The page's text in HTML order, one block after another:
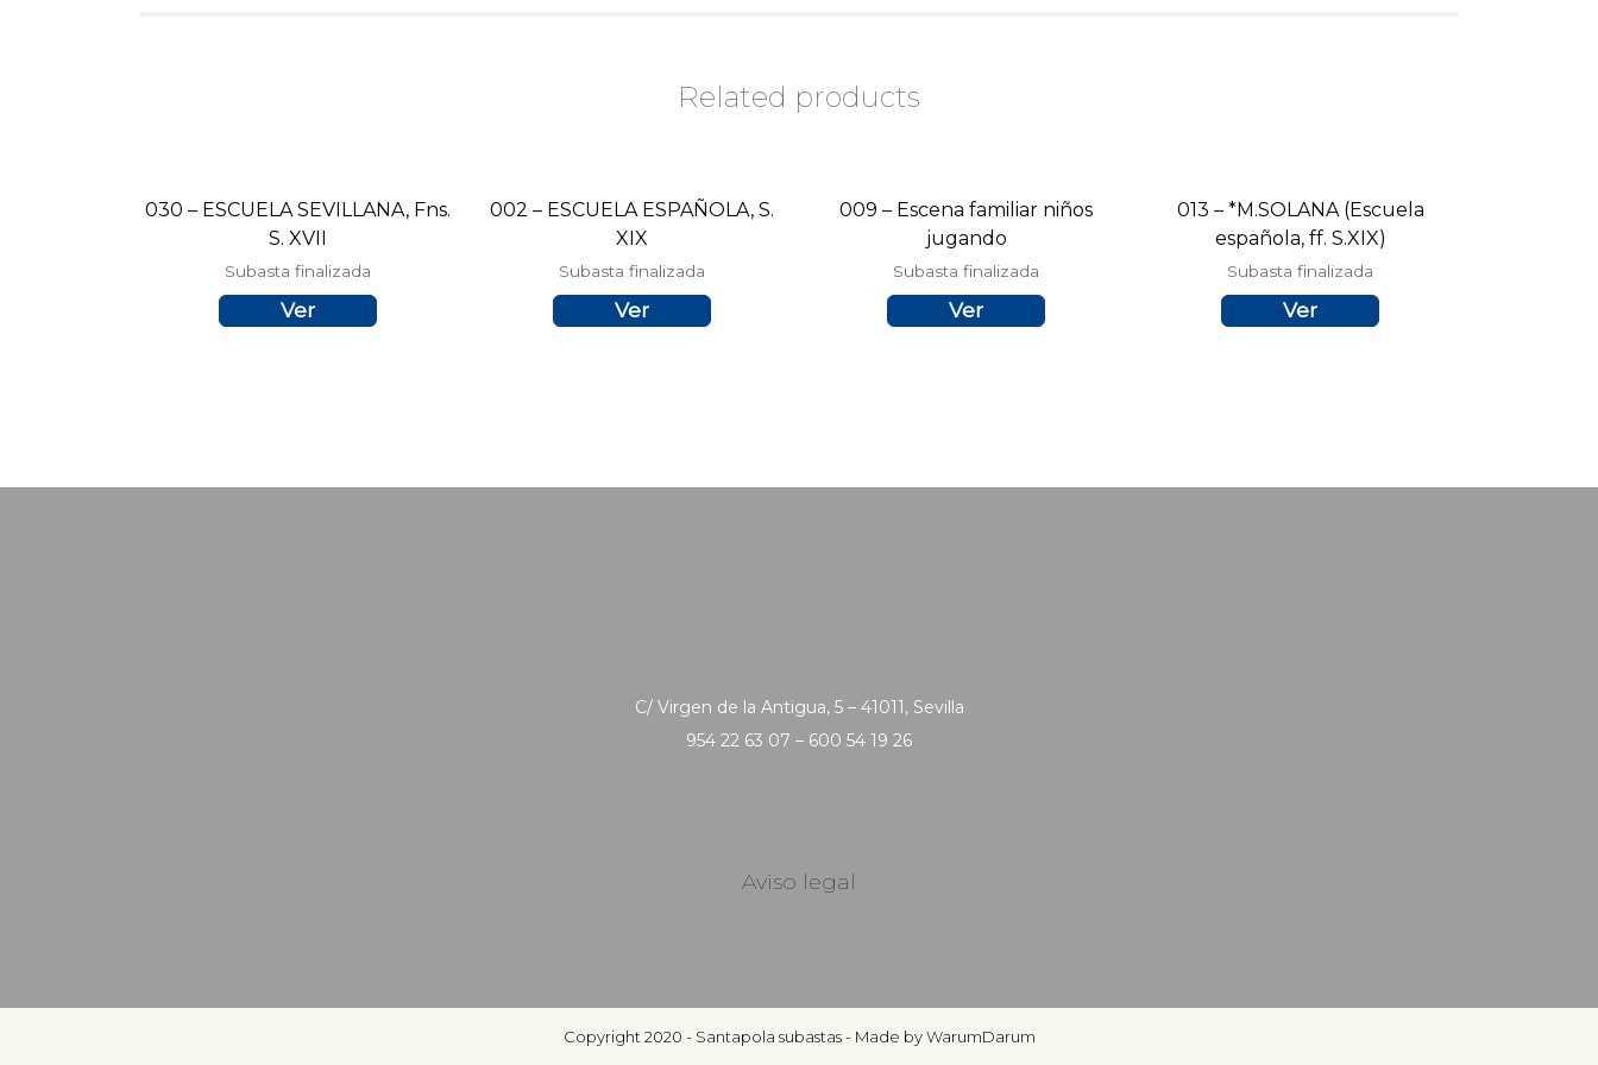
Related products
030 – ESCUELA SEVILLANA, Fns.
S. XVII
Subasta finalizada
Ver
002 – ESCUELA ESPAÑOLA, S.
XIX
Subasta finalizada
Ver
009 – Escena familiar niños
jugando
Subasta finalizada
Ver
013 – *M.SOLANA (Escuela
española, ff. S.XIX)
Subasta finalizada
Ver
C/ Virgen de la Antigua, 5 – 41011, Sevilla
954 22 63 07 – 600 54 19 26
Aviso legal
Copyright 2020 - Santapola subastas - Made by WarumDarum